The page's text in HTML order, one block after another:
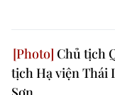
Chủ tịch
tịch Hạ viện Thái